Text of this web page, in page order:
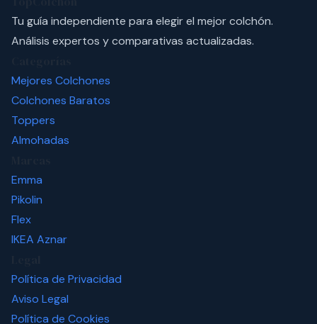
Tu guía independiente para elegir el mejor colchón.
Análisis expertos y comparativas actualizadas.
Mejores Colchones
Colchones Baratos
Toppers
Almohadas
Emma
Pikolin
Flex
IKEA Aznar
Política de Privacidad
Aviso Legal
Política de Cookies